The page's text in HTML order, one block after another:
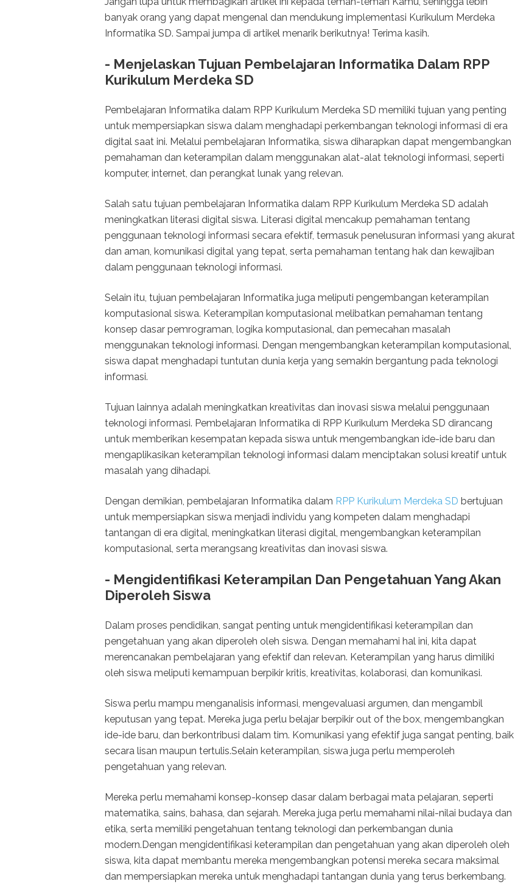
banyak orang yang dapat mengenal dan mendukung implementasi Kurikulum Merdeka
Informatika SD. Sampai jumpa di artikel menarik berikutnya! Terima kasih.
- Menjelaskan Tujuan Pembelajaran Informatika Dalam RPP
Kurikulum Merdeka SD
Pembelajaran Informatika dalam RPP Kurikulum Merdeka SD memiliki tujuan yang penting
untuk mempersiapkan siswa dalam menghadapi perkembangan teknologi informasi di era
digital saat ini. Melalui pembelajaran Informatika, siswa diharapkan dapat mengembangkan
pemahaman dan keterampilan dalam menggunakan alat-alat teknologi informasi, seperti
komputer, internet, dan perangkat lunak yang relevan.
Salah satu tujuan pembelajaran Informatika dalam RPP Kurikulum Merdeka SD adalah
meningkatkan literasi digital siswa. Literasi digital mencakup pemahaman tentang
penggunaan teknologi informasi secara efektif, termasuk penelusuran informasi yang akurat
dan aman, komunikasi digital yang tepat, serta pemahaman tentang hak dan kewajiban
dalam penggunaan teknologi informasi.
Selain itu, tujuan pembelajaran Informatika juga meliputi pengembangan keterampilan
komputasional siswa. Keterampilan komputasional melibatkan pemahaman tentang
konsep dasar pemrograman, logika komputasional, dan pemecahan masalah
menggunakan teknologi informasi. Dengan mengembangkan keterampilan komputasional,
siswa dapat menghadapi tuntutan dunia kerja yang semakin bergantung pada teknologi
informasi.
Tujuan lainnya adalah meningkatkan kreativitas dan inovasi siswa melalui penggunaan
teknologi informasi. Pembelajaran Informatika di RPP Kurikulum Merdeka SD dirancang
untuk memberikan kesempatan kepada siswa untuk mengembangkan ide-ide baru dan
mengaplikasikan keterampilan teknologi informasi dalam menciptakan solusi kreatif untuk
masalah yang dihadapi.
Dengan demikian, pembelajaran Informatika dalam RPP Kurikulum Merdeka SD bertujuan
untuk mempersiapkan siswa menjadi individu yang kompeten dalam menghadapi
tantangan di era digital, meningkatkan literasi digital, mengembangkan keterampilan
komputasional, serta merangsang kreativitas dan inovasi siswa.
- Mengidentifikasi Keterampilan Dan Pengetahuan Yang Akan
Diperoleh Siswa
Dalam proses pendidikan, sangat penting untuk mengidentifikasi keterampilan dan
pengetahuan yang akan diperoleh oleh siswa. Dengan memahami hal ini, kita dapat
merencanakan pembelajaran yang efektif dan relevan. Keterampilan yang harus dimiliki
oleh siswa meliputi kemampuan berpikir kritis, kreativitas, kolaborasi, dan komunikasi.
Siswa perlu mampu menganalisis informasi, mengevaluasi argumen, dan mengambil
keputusan yang tepat. Mereka juga perlu belajar berpikir out of the box, mengembangkan
ide-ide baru, dan berkontribusi dalam tim. Komunikasi yang efektif juga sangat penting, baik
secara lisan maupun tertulis.Selain keterampilan, siswa juga perlu memperoleh
pengetahuan yang relevan.
Mereka perlu memahami konsep-konsep dasar dalam berbagai mata pelajaran, seperti
matematika, sains, bahasa, dan sejarah. Mereka juga perlu memahami nilai-nilai budaya dan
etika, serta memiliki pengetahuan tentang teknologi dan perkembangan dunia
modern.Dengan mengidentifikasi keterampilan dan pengetahuan yang akan diperoleh oleh
siswa, kita dapat membantu mereka mengembangkan potensi mereka secara maksimal
dan mempersiapkan mereka untuk menghadapi tantangan dunia yang terus berkembang.